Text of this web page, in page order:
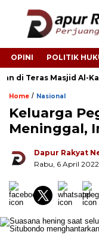
OPINI POLITIK
di Teras Masjid Al-
Home / Nasional
Keluarga
Meninggal,
Dapur Rakyat
Rabu, 6 April 2022